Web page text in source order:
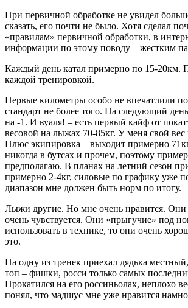
При первичной обработке не увидел
сказать, его почти не было. Хотя сделал
«правилам» первичной обработки, в
информации по этому поводу – жестким
Каждый день катал примерно по 15-20км.
каждой тренировкой.
Первые километры особо не впечатлили по
стандарт не более того. На следующий
на -1. И вуаля! – есть первый кайф от
весовой на лыжах 70-85кг. У меня свой вес
Плюс экипировка – выходит примерно
никогда в бутсах и прочем, поэтому
предполагаю. В планах на летний сезон
примерно 2-4кг, силовые по графику уже
диапазон мне должен быть норм по итогу.
Лыжи другие. Но мне очень нравится. Они
очень чувствуется. Они «прыгучие» под
использовать в технике, то они очень
это.
На одну из тренек приехал дядька
топ – фишки, росси только самых
Прокатился на его россиньолах, неплохо
понял, что мадшус мне уже нравится